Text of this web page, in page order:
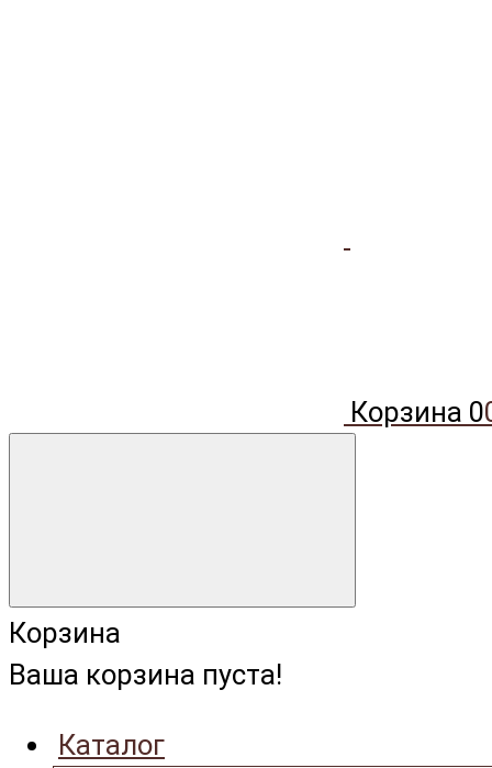
Корзина 0
Корзина
Ваша корзина пуста!
Каталог